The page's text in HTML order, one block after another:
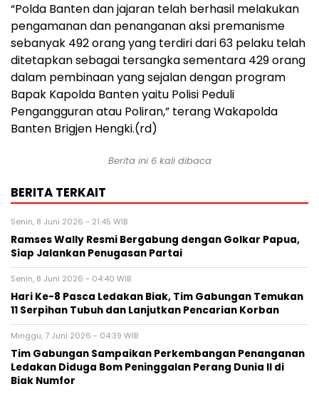
“Polda Banten dan jajaran telah berhasil melakukan
pengamanan dan penanganan aksi premanisme
sebanyak 492 orang yang terdiri dari 63 pelaku telah
ditetapkan sebagai tersangka sementara 429 orang
dalam pembinaan yang sejalan dengan program
Bapak Kapolda Banten yaitu Polisi Peduli
Pengangguran atau Poliran,” terang Wakapolda
Banten Brigjen Hengki.(rd)
Berita ini 6 kali dibaca
BERITA TERKAIT
Senin, 8 Juni 2026 - 21:45 WIB
Ramses Wally Resmi Bergabung dengan Golkar Papua,
Siap Jalankan Penugasan Partai
Senin, 8 Juni 2026 - 04:40 WIB
Hari Ke-8 Pasca Ledakan Biak, Tim Gabungan Temukan
11 Serpihan Tubuh dan Lanjutkan Pencarian Korban
Minggu, 7 Juni 2026 - 04:39 WIB
Tim Gabungan Sampaikan Perkembangan Penanganan
Ledakan Diduga Bom Peninggalan Perang Dunia II di
Biak Numfor